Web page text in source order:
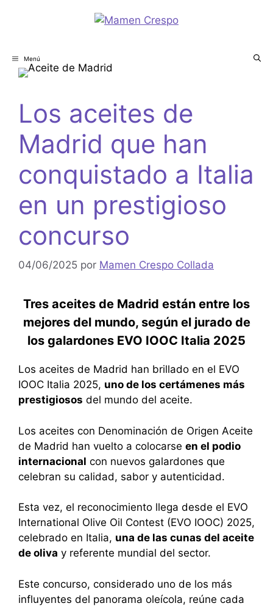
Menú
Los aceites de
Madrid que han
conquistado a Italia
en un prestigioso
concurso
04/06/2025 por Mamen Crespo Collada
Tres aceites de Madrid están entre los
mejores del mundo, según el jurado de
los galardones EVO IOOC Italia 2025
Los aceites de Madrid han brillado en el EVO
IOOC Italia 2025, uno de los certámenes más
prestigiosos del mundo del aceite.
Los aceites con Denominación de Origen Aceite
de Madrid han vuelto a colocarse en el podio
internacional con nuevos galardones que
celebran su calidad, sabor y autenticidad.
Esta vez, el reconocimiento llega desde el EVO
International Olive Oil Contest (EVO IOOC) 2025,
celebrado en Italia, una de las cunas del aceite
de oliva y referente mundial del sector.
Este concurso, considerado uno de los más
influyentes del panorama oleícola, reúne cada